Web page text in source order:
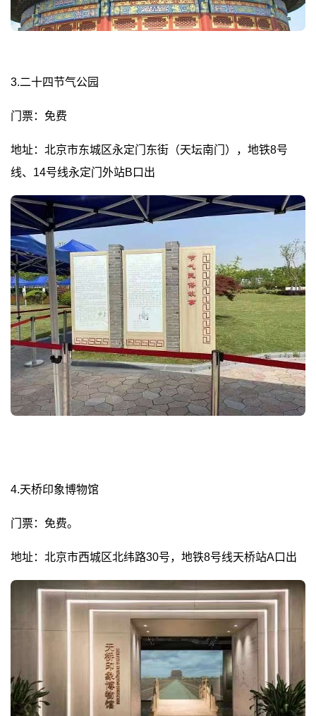
3.二十四节气公园
门票：免费
地址：北京市东城区永定门东街（天坛南门），地铁8号
线、14号线永定门外站B口出
4.天桥印象博物馆
门票：免费。
地址：北京市西城区北纬路30号，地铁8号线天桥站A口出